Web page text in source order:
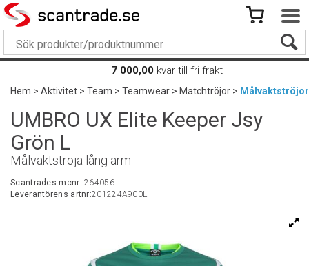
7 000,00 kvar till fri frakt
Hem>Aktivitet>Team>Teamwear>Matchtröjor> Målvaktströjor
UMBRO UX Elite Keeper Jsy
Grön L
Målvaktströja lång ärm
Scantrades mcnr:264056
Leverantörens artnr:201224A900L